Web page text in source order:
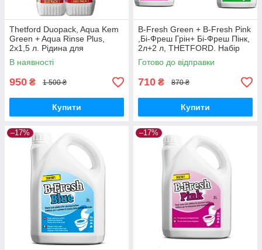
Thetford Duopack, Aqua Kem
Green + Aqua Rinse Plus,
2x1,5 л. Рідина для
біотуалетів ДУОПАК.
В наявності
950 ₴ 1 500 ₴
Купити
B-Fresh Green + B-Fresh Pink
,Бі-Фреш Грін+ Бі-Фреш Пінк,
2л+2 л, THETFORD. Набір
рідини для біотуалету.
Готово до відправки
710 ₴ 870 ₴
Купити
–17% –17%